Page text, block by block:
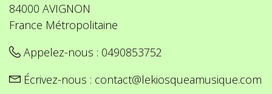
84000 AVIGNON
France Métropolitaine
Appelez-nous : 0490853752
Écrivez-nous : contact@lekiosqueamusique.com